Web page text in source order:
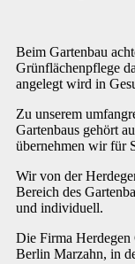
Beim Gartenbau
Grünflächenpflege
angelegt wird in
Zu unserem
Gartenbaus gehört
übernehmen wir für
Wir von der
Bereich des
und individuell.
Die Firma Herdegen
Berlin Marzahn, in